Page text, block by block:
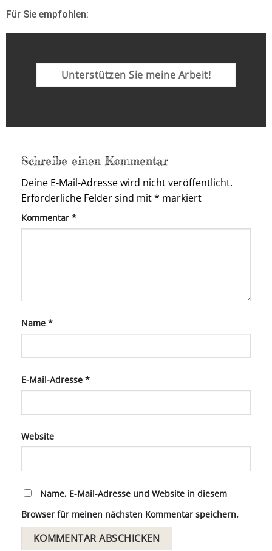
Für Sie empfohlen:
Unterstützen Sie meine Arbeit!
Schreibe einen Kommentar
Deine E-Mail-Adresse wird nicht veröffentlicht.
Erforderliche Felder sind mit* markiert
Kommentar *
Name *
E-Mail-Adresse *
Website
Name, E-Mail-Adresse und Website in diesem
Browser für meinen nächsten Kommentar speichern.